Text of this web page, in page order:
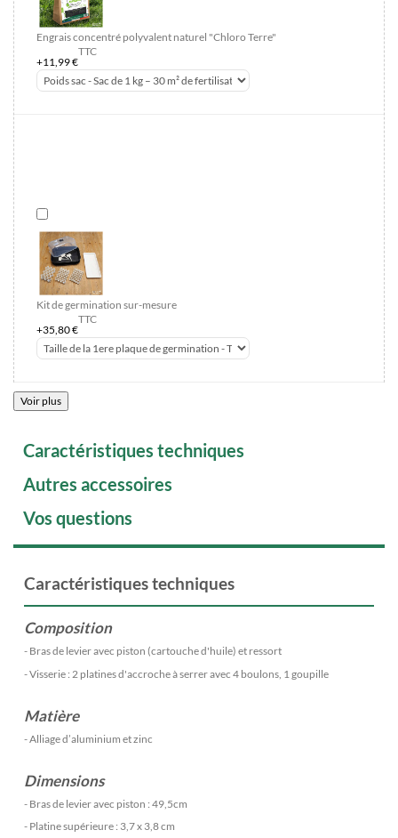
Engrais concentré polyvalent naturel "Chloro Terre"
+11,99 €
TTC
Kit de germination sur-mesure
+35,80 €
TTC
Voir plus
Caractéristiques techniques
Autres accessoires
Vos questions
Caractéristiques techniques
Composition
- Bras de levier avec piston (cartouche d'huile) et ressort
- Visserie : 2 platines d'accroche à serrer avec 4 boulons, 1 goupille
Matière
- Alliage d’aluminium et zinc
Dimensions
- Bras de levier avec piston : 49,5cm
- Platine supérieure : 3,7 x 3,8 cm